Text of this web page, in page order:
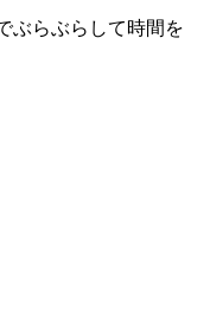
ぶらぶらして時間を